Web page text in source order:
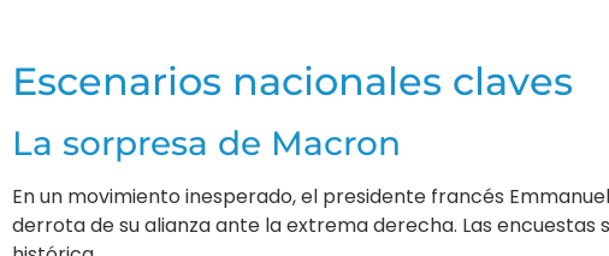
Escenarios nacionales claves
La sorpresa de Macron
En un movimiento inesperado, el presidente francés
derrota de su alianza ante la extrema derecha. Las